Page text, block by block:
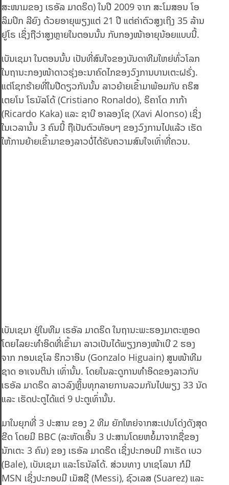
ສະໜາມຂອງ ເຣອັລ ມາດຣິດ) ໃນປີ 2009 ຈາກ ສະໂມສອນ ໂອ
ລິມປິກ ລີຍົງ ດ້ວຍອາຍຸພຽງແຕ່ 21 ປີ ແຕ່ຄ່າຕົວສູງເຖິງ 35 ລ້ານ
ຢູໂຣ ເຊິ່ງຖືວ່າສູງຫຼາຍໃນຕອນນັ້ນ ກັບກອງໜ້າອາຍຸນ້ອຍແບບນີ້.
ເບັນເຊມາ ໃນຕອນນັ້ນ ເປັນທີ່ສົນໃຈຂອງບັນດາທີມໃຫຍ່ທົ່ວໂລກ
ໃນຖານະກອງໜ້າດາວຮຸ່ງອະນາຄົດໄກຂອງວົງການບານເຕະຝຣັ່ງ.
ແຕ່ໂຊກຮ້າຍທີ່ໃນປີດຽວກັນນັ້ນ ລາວຍ້າຍເຂົ້າມາພ້ອມກັບ ຄຣິສ
ເຕຍໂນ ໂຣນັລໂດ້ (Cristiano Ronaldo), ຣິຄາໂດ ກາກ້າ
(Ricardo Kaka) ແລະ ຊາບີ ອາລອງໂຊ (Xavi Alonso) ເຊິ່ງ
ໃນເວລານັ້ນ 3 ຄົນນີ້ ຖືເປັນຕົວທັອບໆ ຂອງວົງການໄປແລ້ວ ເຮັດ
ໃຫ້ການຍ້າຍເຂົ້າມາຂອງລາວບໍ່ໄດ້ຮັບຄວາມສົນໃຈເທົ່າທີ່ຄວນ.
ເບັນເຊມາ ຢູ່ໃນທີມ ເຣອັລ ມາດຣິດ ໃນຖານະພະຮອງມາຕະຫຼອດ
ໂດຍໄລຍະທຳອິດທີ່ເຂົ້າມາ ລາວເປັນໄດ້ພຽງກອງໜ້າເບີ 2 ຮອງ
ຈາກ ກອນເຊໂລ ຮິກວາອິນ (Gonzalo Higuain) ສູນໜ້າທີມ
ຊາດ ອາເຈນຕິນ່າ ເທົ່ານັ້ນ. ໂດຍໃນລະດູການທຳອິດຂອງລາວກັບ
ເຣອັລ ມາດຣິດ ລາວລົງຫຼິ້ນທຸກລາຍການລວມກັນໄປພຽງ 33 ນັດ
ແລະ ເຮັດປະຕູໄດ້ແຕ່ 9 ປະຕູເທົ່ານັ້ນ.
ມາໃນຍຸກທີ່ 3 ປະສານ ຂອງ 2 ທີມ ຍັກໃຫຍ່ຈາກສະເປນໂດ່ງດັງສຸດ
ຂີດ ໂດຍມີ BBC (ລະຫັດເອີ້ນ 3 ປະສານໂດຍຫຍໍ້ມາຈາກຊື່ຂອງ
ນັກເຕະ 3 ຄົນ) ຂອງ ເຣອັລ ມາດຣິດ ເຊິ່ງປະກອບມີ ກາເຣັດ ເບວ
(Bale), ເບັນເຊມາ ແລະໂຣນັລໂດ້. ສ່ວນທາງ ບາເຊໂລນາ ກໍມີ
MSN ເຊິ່ງປະກອບມີ ເມັສຊີ (Messi), ຊົວເລສ (Suarez) ແລະ